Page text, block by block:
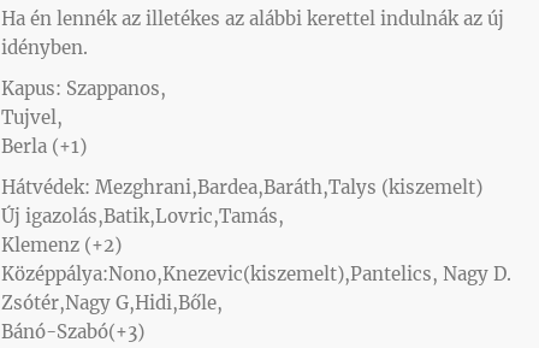
Ha én lennék az illetékes az alábbi kerettel indulnák az új
idényben.
Kapus: Szappanos,
Tujvel,
Berla (+1)
Hátvédek: Mezghrani,Bardea,Baráth,Talys (kiszemelt)
Új igazolás,Batik,Lovric,Tamás,
Klemenz (+2)
Középpálya:Nono,Knezevic(kiszemelt),Pantelics, Nagy D.
Zsótér,Nagy G,Hidi,Bőle,
Bánó-Szabó(+3)